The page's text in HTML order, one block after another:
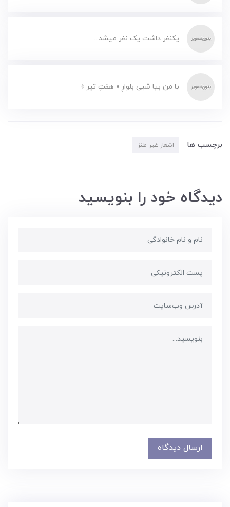
یکنفر داشت یک نفر میشد...
با من بیا شبی بلوارِ « هفتِ تیر »
برچسب ها اشعار غیر طنز
دیدگاه خود را بنویسید
ارسال دیدگاه